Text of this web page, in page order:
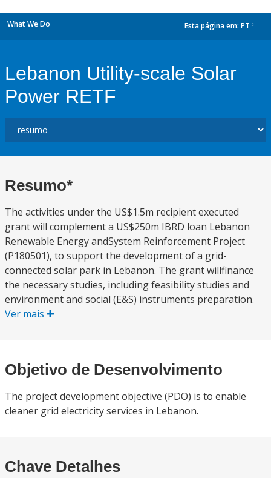
What We Do Esta página em: PT
Lebanon Utility-scale Solar
Power RETF
Resumo*
The activities under the US$1.5m recipient executed
grant will complement a US$250m IBRD loan Lebanon
Renewable Energy andSystem Reinforcement Project
(P180501), to support the development of a grid-
connected solar park in Lebanon. The grant willfinance
the necessary studies, including feasibility studies and
environment and social (E&S) instruments preparation.
Ver mais
Objetivo de Desenvolvimento
The project development objective (PDO) is to enable
cleaner grid electricity services in Lebanon.
Chave Detalhes